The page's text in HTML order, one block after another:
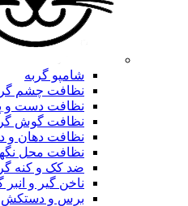
شامپو گربه
نظافت چشم
نظافت دست و
نظافت گوش
نظافت دهان و
نظافت محل
ضد کک و کنه
ناخن گیر و انبر
برس و دستکش